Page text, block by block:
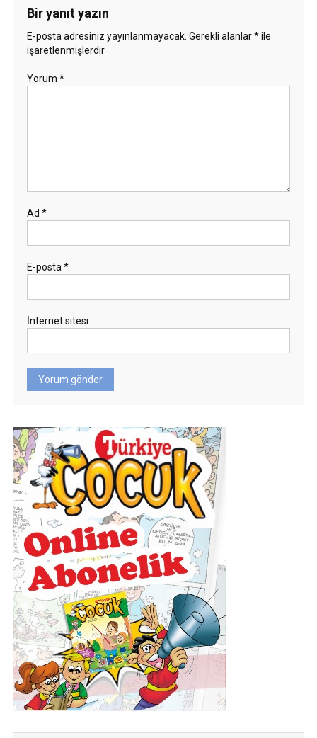
Bir yanıt yazın
E-posta adresiniz yayınlanmayacak. Gerekli alanlar*ile
işaretlenmişlerdir
Yorum *
Ad *
E-posta *
İnternet sitesi